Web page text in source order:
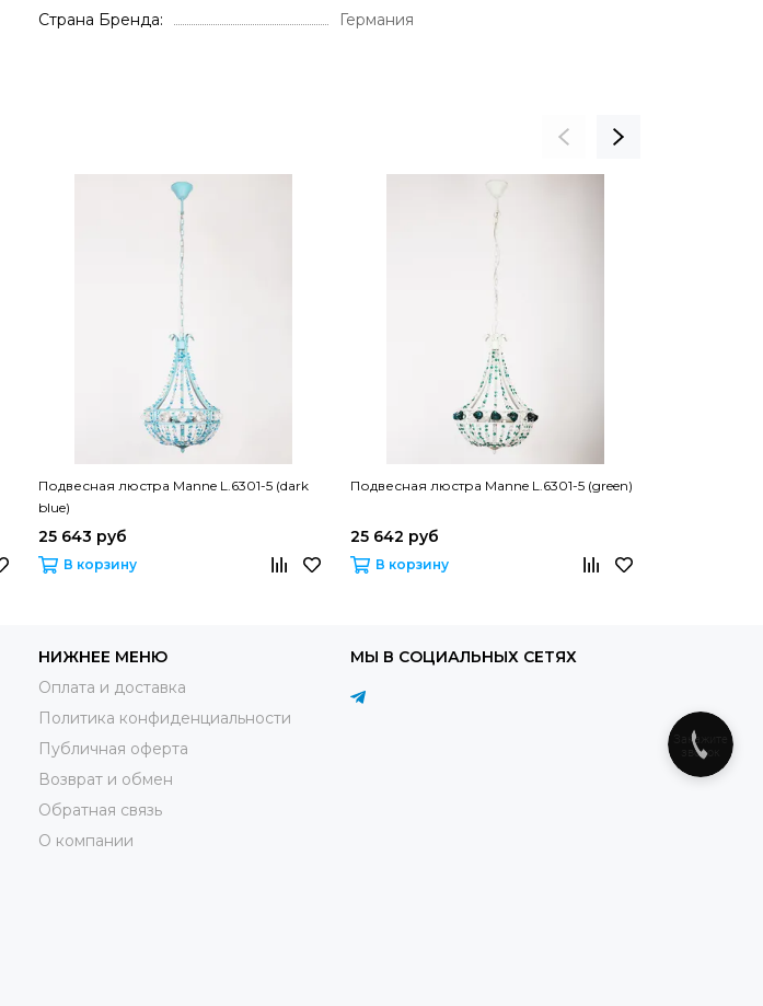
Страна Бренда Германия
Подвесная люстра Manne L.6301-5 (dark
blue)
25 643 руб
В корзину
Подвесная люстра Manne L.6301-5 (green)
25 642 руб
В корзину
НИЖНЕЕ МЕНЮ
Оплата и доставка
Политика конфиденциальности
Публичная оферта
Возврат и обмен
Обратная связь
О компании
МЫ В СОЦИАЛЬНЫХ СЕТЯХ
Закажите
звонок